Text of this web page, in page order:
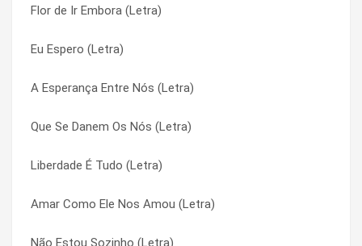
Flor de Ir Embora (Letra)
Eu Espero (Letra)
A Esperança Entre Nós (Letra)
Que Se Danem Os Nós (Letra)
Liberdade É Tudo (Letra)
Amar Como Ele Nos Amou (Letra)
Não Estou Sozinho (Letra)
Caminheiro (Letra)
Calix Bento (Letra)
Brasil, Música e Devoção (Letra)
Beleza Imperfeita (Letra)
Batiza-me Senhor (Letra)
Aventurando (Letra)
Ausência (Letra)
Levanta-te (Letra)
Liberdade É Tudo (Letra)
Liberdade É Tudo (Letra)
Lição De Amor (Letra)
Lição De Amor (Letra)
Lindas Tardes (Letra)
Lindas Tardes (Letra)